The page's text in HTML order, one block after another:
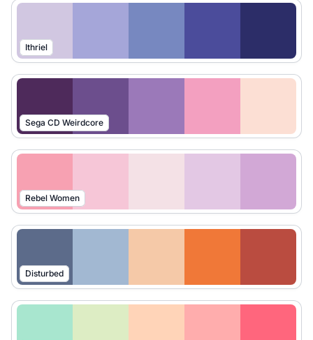
Ithriel
Sega CD Weirdcore
Rebel Women
Disturbed